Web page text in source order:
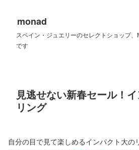
monad
スペイン・ジュエリーのセレクトショップ
です
見逃せない新春セール！
リング
自分の目で見て楽しめるインパクト大の